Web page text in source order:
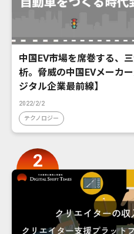
中国EV市場を席巻する、
析。脅威の中国EVメーカ
ジタル企業最前線】
2022/2/2
テクノロジー